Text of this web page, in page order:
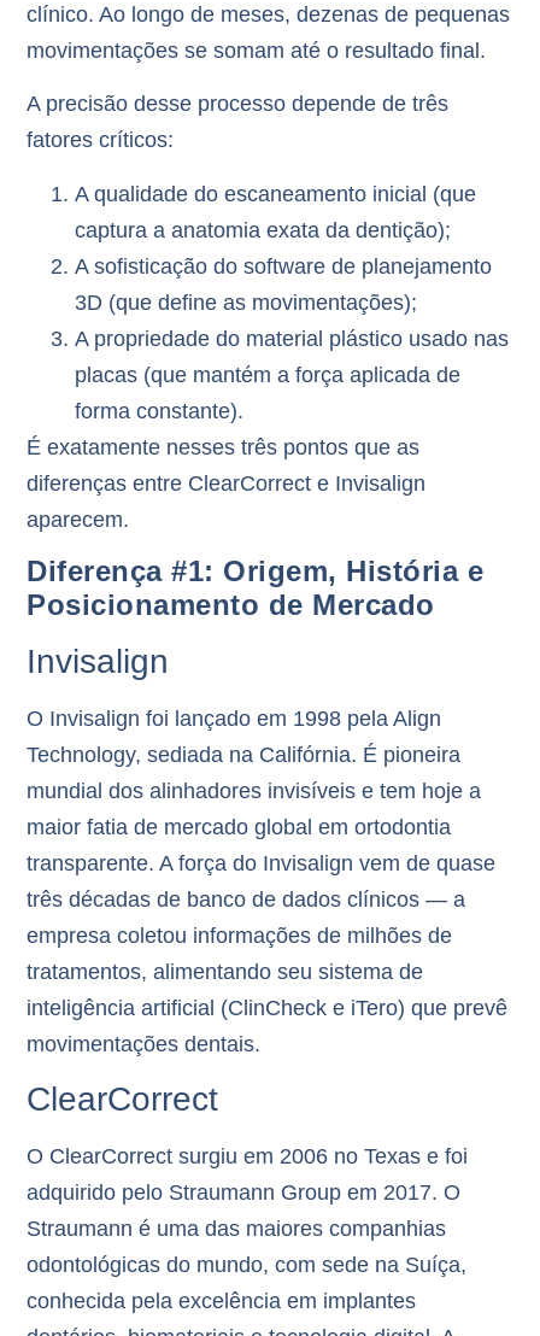
clínico. Ao longo de meses, dezenas de pequenas
movimentações se somam até o resultado final.
A precisão desse processo depende de três
fatores críticos:
A qualidade do escaneamento inicial (que
captura a anatomia exata da dentição);
A sofisticação do software de planejamento
3D (que define as movimentações);
A propriedade do material plástico usado nas
placas (que mantém a força aplicada de
forma constante).
É exatamente nesses três pontos que as
diferenças entre ClearCorrect e Invisalign
aparecem.
Diferença #1: Origem, História e
Posicionamento de Mercado
Invisalign
O Invisalign foi lançado em 1998 pela Align
Technology, sediada na Califórnia. É pioneira
mundial dos alinhadores invisíveis e tem hoje a
maior fatia de mercado global em ortodontia
transparente. A força do Invisalign vem de quase
três décadas de banco de dados clínicos — a
empresa coletou informações de milhões de
tratamentos, alimentando seu sistema de
inteligência artificial (ClinCheck e iTero) que prevê
movimentações dentais.
ClearCorrect
O ClearCorrect surgiu em 2006 no Texas e foi
adquirido pelo Straumann Group em 2017. O
Straumann é uma das maiores companhias
odontológicas do mundo, com sede na Suíça,
conhecida pela excelência em implantes